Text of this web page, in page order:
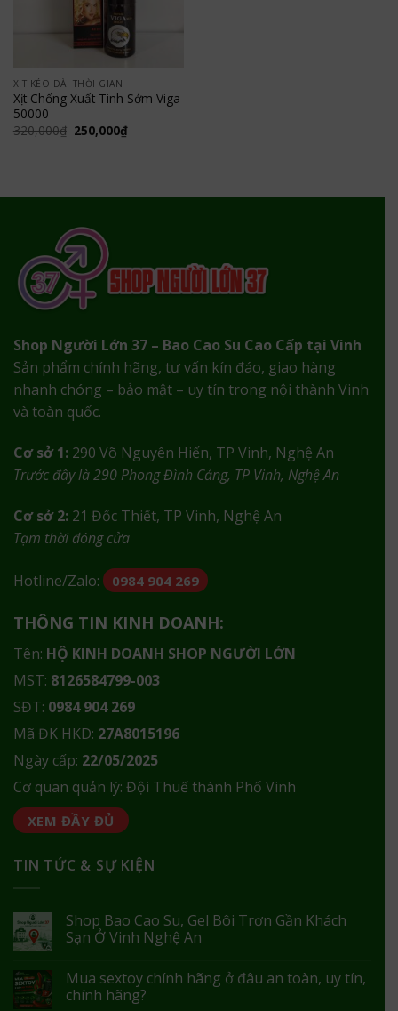
XỊT KÉO DÀI THỜI GIAN
Xịt Chống Xuất Tinh Sớm Viga
50000
320,000₫ Giá
gốc
250,000₫Giá
hiện
Shop Người Lớn 37 – Bao Cao Su Cao Cấp tại Vinh
Sản phẩm chính hãng, tư vấn kín đáo, giao hàng
nhanh chóng – bảo mật – uy tín trong nội thành Vinh
và toàn quốc.
Cơ sở 1: 290 Võ Nguyên Hiến, TP Vinh, Nghệ An
Trước đây là 290 Phong Đình Cảng, TP Vinh, Nghệ An
Cơ sở 2: 21 Đốc Thiết, TP Vinh, Nghệ An
Tạm thời đóng cửa
Hotline/Zalo: 0984 904 269
THÔNG TIN KINH DOANH:
Tên: HỘ KINH DOANH SHOP NGƯỜI LỚN
MST: 8126584799-003
SĐT: 0984 904 269
Mã ĐK HKD: 27A8015196
Ngày cấp: 22/05/2025
Cơ quan quản lý: Đội Thuế thành Phố Vinh
XEM ĐẦY ĐỦ
TIN TỨC & SỰ KIỆN
Shop Bao Cao Su, Gel Bôi Trơn Gần Khách
Sạn Ở Vinh Nghệ An
Mua sextoy chính hãng ở đâu an toàn, uy tín,
chính hãng?